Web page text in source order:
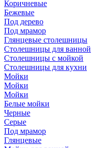
Коричневые
Бежевые
Под дерево
Под мрамор
Глянцевые столешницы
Столешницы для ванной
Столешницы с мойкой
Столешницы для кухни
Мойки
Мойки
Мойки
Белые мойки
Черные
Серые
Под мрамор
Глянцевые